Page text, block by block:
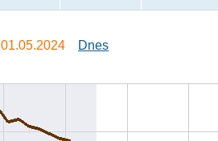
01.05.2024 Dnes